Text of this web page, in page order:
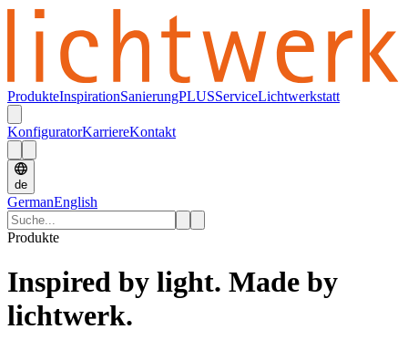
ProdukteInspirationSanierungPLUSServiceLichtwerkstatt
KonfiguratorKarriereKontakt
de
GermanEnglish
Produkte
Inspired by light. Made by
lichtwerk.